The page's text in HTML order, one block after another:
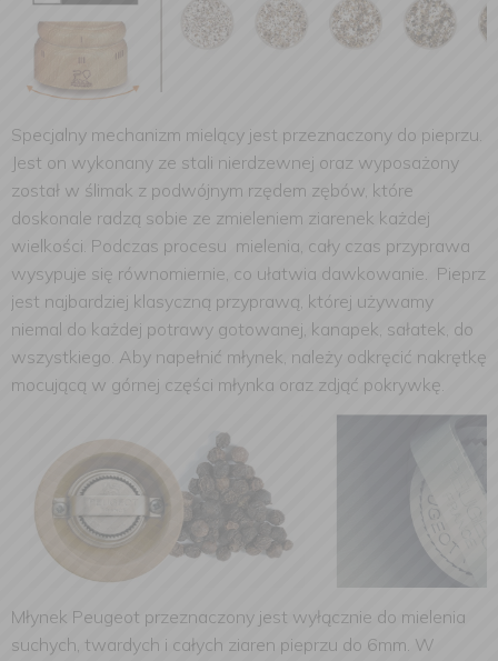
Specjalny mechanizm mielący jest przeznaczony do pieprzu.
Jest on wykonany ze stali nierdzewnej oraz wyposażony
został w ślimak z podwójnym rzędem zębów, które
doskonale radzą sobie ze zmieleniem ziarenek każdej
wielkości. Podczas procesu mielenia, cały czas przyprawa
wysypuje się równomiernie, co ułatwia dawkowanie. Pieprz
jest najbardziej klasyczną przyprawą, której używamy
niemal do każdej potrawy gotowanej, kanapek, sałatek, do
wszystkiego. Aby napełnić młynek, należy odkręcić nakrętkę
mocującą w górnej części młynka oraz zdjąć pokrywkę.
Młynek Peugeot przeznaczony jest wyłącznie do mielenia
suchych, twardych i całych ziaren pieprzu do 6mm. W